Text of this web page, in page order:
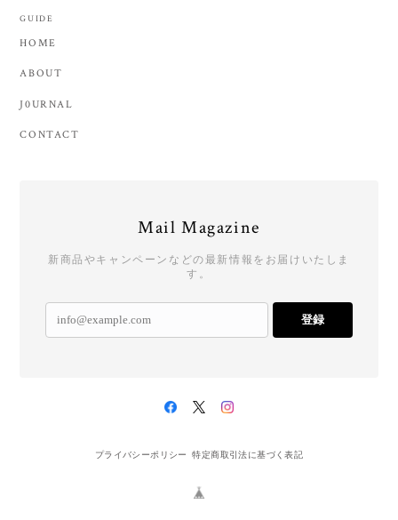
GUIDE
HOME
ABOUT
J0URNAL
CONTACT
Mail Magazine
新商品やキャンペーンなどの最新情報をお届けいたしま
す。
登録
プライバシーポリシー 特定商取引法に基づく表記